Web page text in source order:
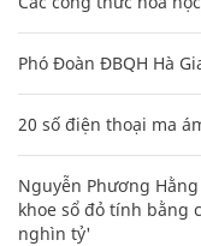
Phó Đoàn ĐBQH Hà
20 số điện thoại ma
Nguyễn Phương
khoe sổ đỏ tính bằng
nghìn tỷ'